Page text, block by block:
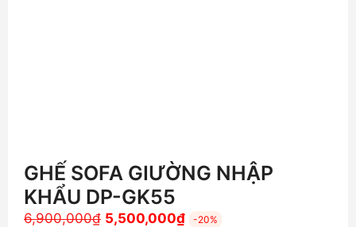
GHẾ SOFA GIƯỜNG NHẬP
KHẨU DP-GK55
6,900,000₫ Giá
5,500,000₫Giá
-20%